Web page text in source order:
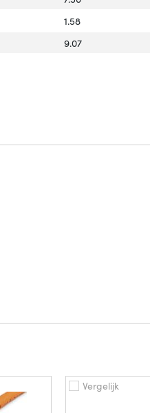
1.58
9.07
Vergelijk